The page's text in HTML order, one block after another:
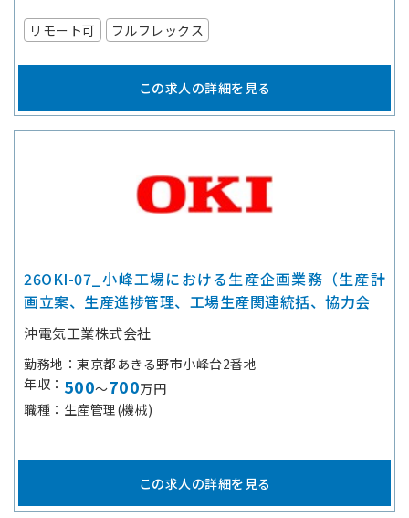
リモート可 フルフレックス
この求人の詳細を見る
26OKI-07_小峰工場における生産企画業務（生産計
画立案、生産進捗管理、工場生産関連統括、協力会
沖電気工業株式会社
勤務地
東京都あきる野市小峰台2番地
年収
500～700万円
職種
生産管理(機械)
この求人の詳細を見る